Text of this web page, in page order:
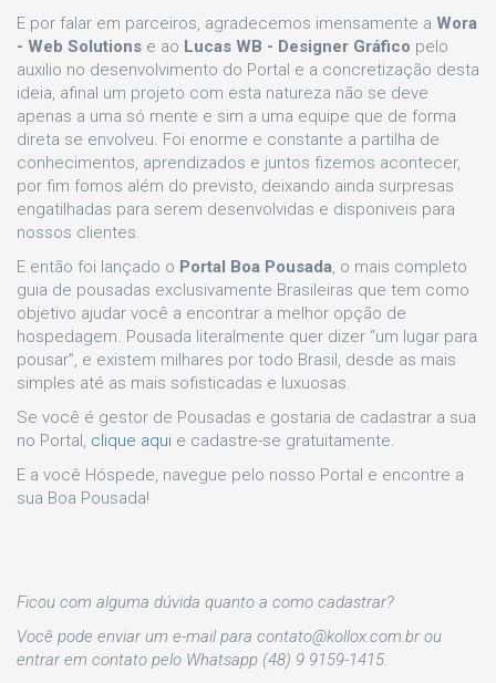
E por falar em parceiros, agradecemos imensamente a Wora
- Web Solutions e ao Lucas WB - Designer Gráfico pelo
auxilio no desenvolvimento do Portal e a concretização desta
ideia, afinal um projeto com esta natureza não se deve
apenas a uma só mente e sim a uma equipe que de forma
direta se envolveu. Foi enorme e constante a partilha de
conhecimentos, aprendizados e juntos fizemos acontecer,
por fim fomos além do previsto, deixando ainda surpresas
engatilhadas para serem desenvolvidas e disponiveis para
nossos clientes.
E então foi lançado o Portal Boa Pousada, o mais completo
guia de pousadas exclusivamente Brasileiras que tem como
objetivo ajudar você a encontrar a melhor opção de
hospedagem. Pousada literalmente quer dizer “um lugar para
pousar”, e existem milhares por todo Brasil, desde as mais
simples até as mais sofisticadas e luxuosas.
Se você é gestor de Pousadas e gostaria de cadastrar a sua
no Portal, clique aqui e cadastre-se gratuitamente.
E a você Hóspede, navegue pelo nosso Portal e encontre a
sua Boa Pousada!
Ficou com alguma dúvida quanto a como cadastrar?
Você pode enviar um e-mail para contato@kollox.com.br ou
entrar em contato pelo Whatsapp (48) 9 9159-1415.